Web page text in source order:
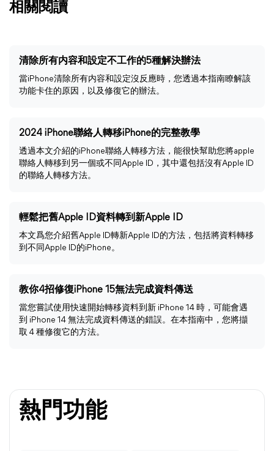
相關閱讀
清除所有内容和設定不工作的5種解決辦法
當iPhone清除所有内容和設定沒反應時，您透過本指南瞭解該
功能卡住的原因，以及修復它的辦法。
2024 iPhone聯絡人轉移iPhone的完整教學
透過本文介紹的iPhone聯絡人轉移方法，能很快幫助您將apple
聯絡人轉移到另一個或不同Apple ID，其中還包括沒有Apple ID
的聯絡人轉移方法。
輕鬆把舊Apple ID資料轉到新Apple ID
本文爲您介紹舊Apple ID轉新Apple ID的方法，包括將資料轉移
到不同Apple ID的iPhone。
教你4招修復iPhone 15無法完成資料傳送
當您嘗試使用快速開始轉移資料到新 iPhone 14 時，可能會遇
到 iPhone 14 無法完成資料傳送的錯誤。在本指南中，您將擷
取 4 種修復它的方法。
熱門功能